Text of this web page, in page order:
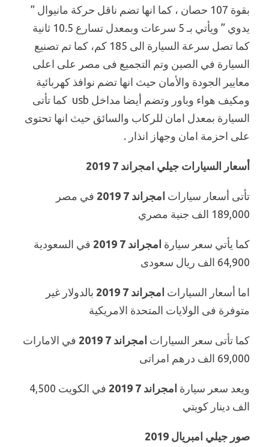
بقوة 107 حصان ، كما انها تضم ناقل حركة مانيوال ”
يدوي ” ويأتي بـ 5 سرعات وبمعدل تسارع 10.5 ثانية
كما تصل سرعة السيارة الى 185 كم، كما تم تصنيع
السيارة في الصين وتم التجميع فى مصر على اعلى
معايير الجودة والأمان حيث انها تضم نوافذ كهربائية
ومكيف هواء وباور وتضم أيضا مداخل usb كما تأتى
السيارة بمعدل امان للركاب والسائق حيث انها تحتوى
على احزمة امان وجهاز انذار .
أسعار السيارات جيلي امجراند 7 2019
تأتى أسعار سيارات امجراند 7 2019
في مصر
189,000 الف جنية مصري
كما يأتي سعر سيارة امجراند 7 2019
في السعودية
64,900 الف ريال سعودى
اما أسعار السيارات امجراند 7 2019
بالدولار غير
متوفرة فى الولايات المتحدة الامريكية
كما تأتى سعر السيارات امجراند 7 2019
في الامارات
69,000 الف درهم امراتى
ويعد سعر سيارة امجراند 7 2019
في الكويت 4,500
الف دينار كويتي
صور جيلي امبريال 2019